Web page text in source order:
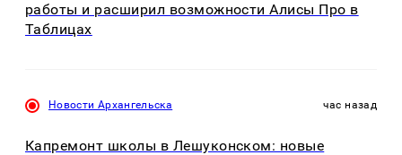
работы и расширил возможности Алисы Про в
Таблицах
Новости Архангельска час назад
Капремонт школы в Лешуконском: новые